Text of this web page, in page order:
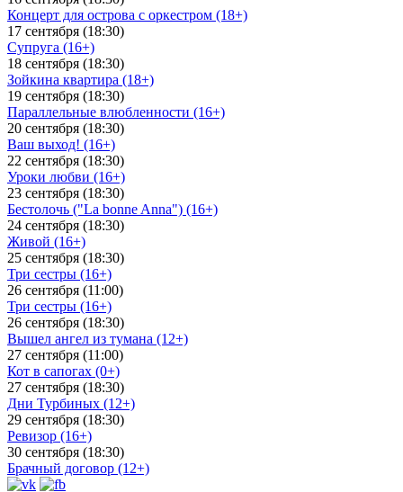
Концерт для острова с оркестром (18+)
17 сентября (18:30)
Супруга (16+)
18 сентября (18:30)
Зойкина квартира (18+)
19 сентября (18:30)
Параллельные влюбленности (16+)
20 сентября (18:30)
Ваш выход! (16+)
22 сентября (18:30)
Уроки любви (16+)
23 сентября (18:30)
Бестолочь ("La bonne Anna") (16+)
24 сентября (18:30)
Живой (16+)
25 сентября (18:30)
Три сестры (16+)
26 сентября (11:00)
Три сестры (16+)
26 сентября (18:30)
Вышел ангел из тумана (12+)
27 сентября (11:00)
Кот в сапогах (0+)
27 сентября (18:30)
Дни Турбиных (12+)
29 сентября (18:30)
Ревизор (16+)
30 сентября (18:30)
Брачный договор (12+)